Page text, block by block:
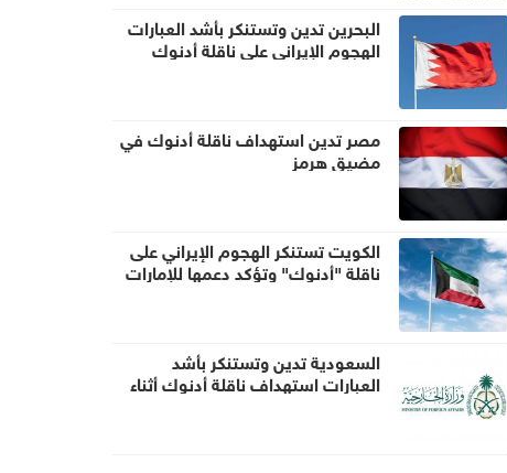
البحرين تدين وتستنكر بأشد العبارات
الهجوم الإيراني على ناقلة أدنوك
مصر تدين استهداف ناقلة أدنوك في
مضيق هرمز
الكويت تستنكر الهجوم الإيراني على
ناقلة "أدنوك" وتؤكد دعمها للإمارات
السعودية تدين وتستنكر بأشد
العبارات استهداف ناقلة أدنوك أثناء